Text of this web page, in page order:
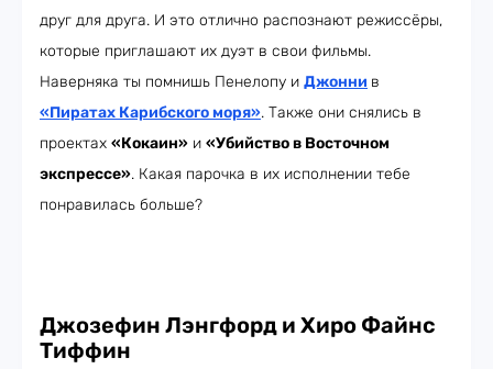
друг для друга. И это отлично распознают режиссёры,
которые приглашают их дуэт в свои фильмы.
Наверняка ты помнишь Пенелопу и Джонни в
«Пиратах Карибского моря». Также они снялись в
проектах «Кокаин» и «Убийство в Восточном
экспрессе». Какая парочка в их исполнении тебе
понравилась больше?
Джозефин Лэнгфорд и Хиро Файнс
Тиффин